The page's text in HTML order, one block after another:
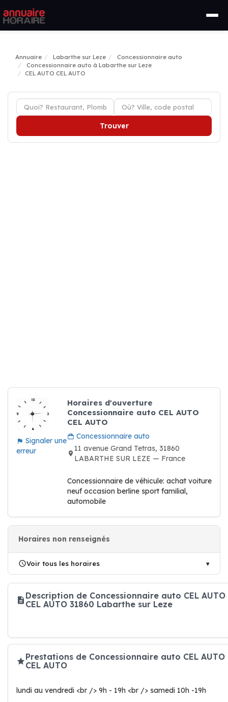
Annuaire Labarthe sur Leze
Concessionnaire auto
Concessionnaire auto à Labarthe sur Leze
CEL AUTO CEL AUTO
Trouver
Signaler une
erreur
Horaires d'ouverture
Concessionnaire auto CEL AUTO
CEL AUTO
Concessionnaire auto
11 avenue Grand Tetras, 31860
LABARTHE SUR LEZE — France
Concessionnaire de véhicule: achat voiture
neuf occasion berline sport familial,
automobile
Horaires non renseignés
Voir tous les horaires
Description de Concessionnaire auto CEL AUTO
CEL AUTO 31860 Labarthe sur Leze
Prestations de Concessionnaire auto CEL AUTO
CEL AUTO
lundi au vendredi <br /> 9h - 19h <br /> samedi 10h -19h